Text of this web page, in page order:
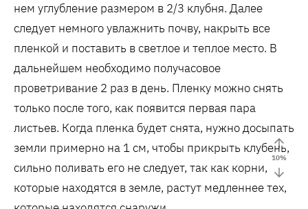
нем углубление размером в 2/3 клубня. Далее
следует немного увлажнить почву, накрыть все
пленкой и поставить в светлое и теплое место. В
дальнейшем необходимо получасовое
проветривание 2 раз в день. Пленку можно снять
только после того, как появится первая пара
листьев. Когда пленка будет снята, нужно досыпать
земли примерно на 1 см, чтобы прикрыть клубень,
сильно поливать его не следует, так как корни,
которые находятся в земле, растут медленнее тех,
10%